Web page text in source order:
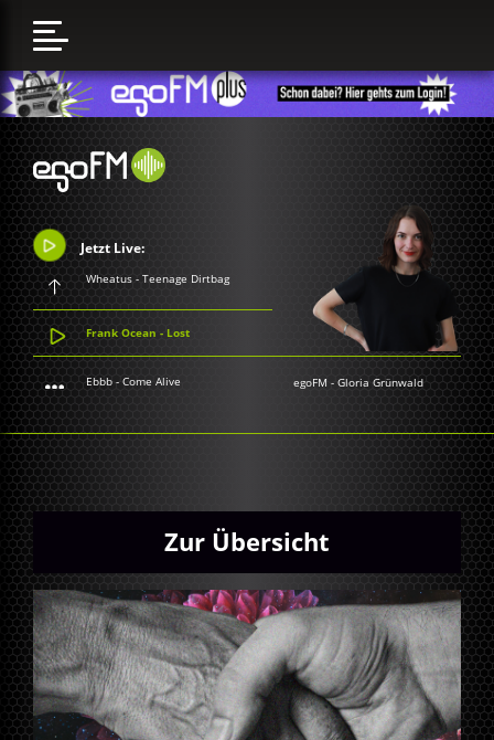
Jetzt Live:
Wheatus - Teenage Dirtbag
Frank Ocean - Lost
Ebbb - Come Alive egoFM -Gloria Grünwald
Zur Übersicht